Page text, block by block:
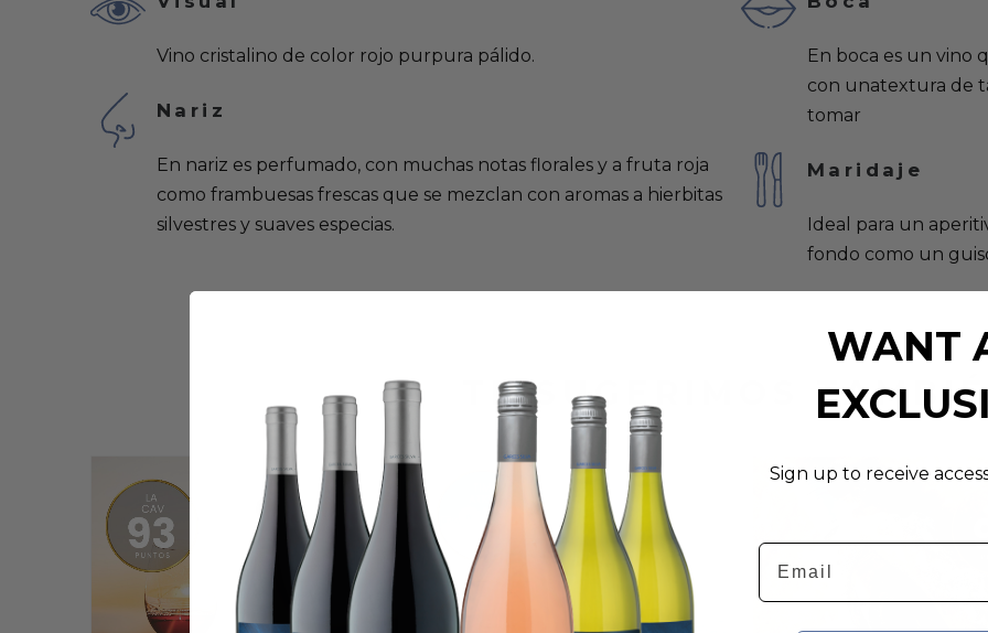
Vino cristalino de color rojo purpura pálido.
Nariz
En nariz es perfumado, con muchas notas florales y a fruta roja
como frambuesas frescas que se mezclan con aromas a hierbitas
silvestres y suaves especias.
En boca es un vino
con unatextura de
tomar
Maridaje
Ideal para un
fondo como un
TE SUGERIMOS
WANT
Sign up to receive
Email